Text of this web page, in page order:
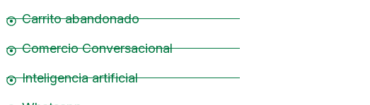
Carrito abandonado
Comercio Conversacional
Inteligencia artificial